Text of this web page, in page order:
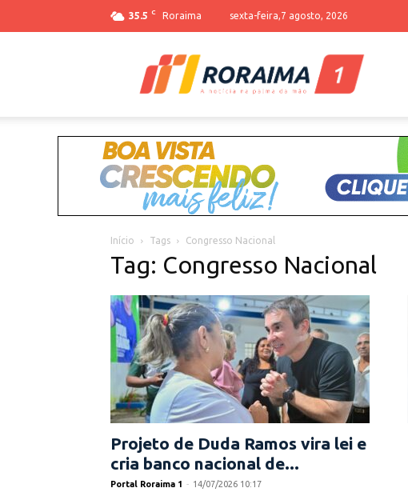
35.5 C Roraima sexta-feira,7 agosto, 2026
Início Tags Congresso Nacional
Tag: Congresso Nacional
Projeto de Duda Ramos vira lei e
cria banco nacional de...
Portal Roraima 1 - 14/07/2026 10:17